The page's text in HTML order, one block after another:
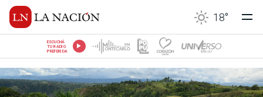
18°
ESCUCHÁ
TU RADIO
PREFERIDA